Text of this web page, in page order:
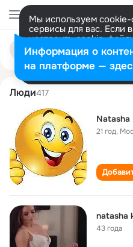
Мы используем
сервисы для вас. Если
настроить cookie-
представитель.
Разрешить все
Поиск
людям
natasha karaleva
Люди417
Natasha
21 год,
natasha
43 года
Информация о
на платформе —